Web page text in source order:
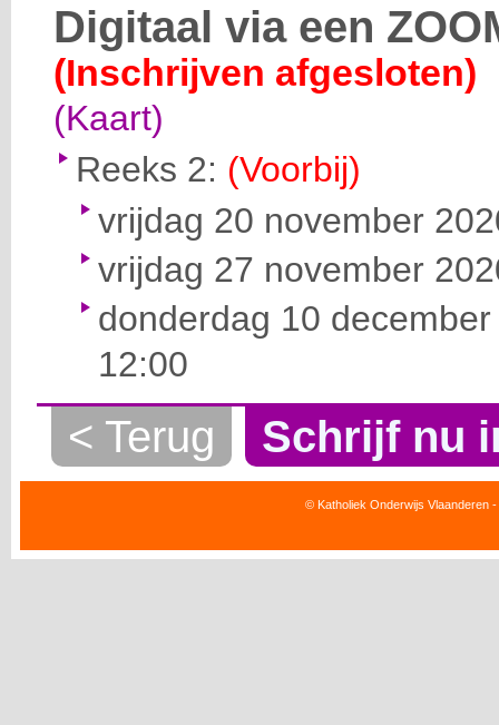
Digitaal via een
(Inschrijven afgesloten)
(Kaart)
Reeks 2: (Voorbij)
vrijdag 20 november
vrijdag 27 november
donderdag 10
12:00
< Terug Schrijf nu
© Katholiek Onderwijs Vlaanderen